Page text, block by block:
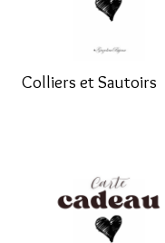
Colliers et Sautoirs